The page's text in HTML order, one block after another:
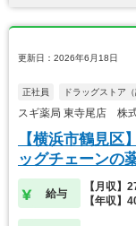
更新日：2026年6月18日
正社員 ドラッグストア（
スギ薬局 東寺尾店 株
【横浜市鶴見区
ッグチェーンの
給与
【月収】
【年収】